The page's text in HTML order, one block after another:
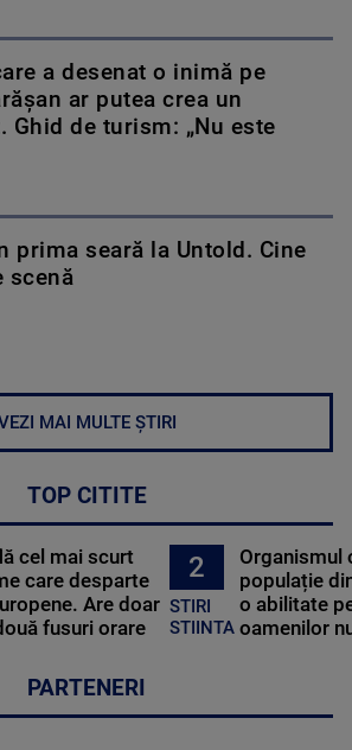
a desenat o inimă pe
ar putea crea un
Ghid de turism: „Nu este
prima seară la Untold. Cine
scenă
MAI MULTE ȘTIRI
TOP CITITE
cel mai scurt
care desparte
Are doar
fusuri orare
2
STIRI
STIINTA
Organismul
populație
o abilitate
oamenilor
PARTENERI